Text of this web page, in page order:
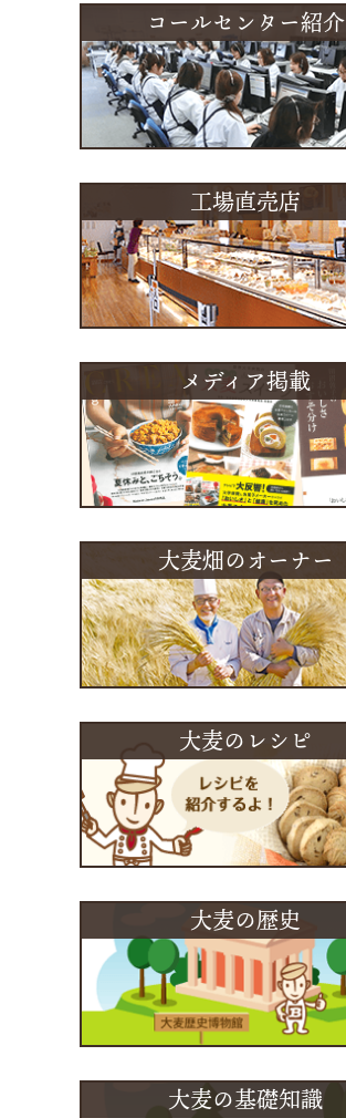
コールセンター紹介
工場直売店
メディア掲載
大麦畑のオーナー
大麦のレシピ
大麦の歴史
大麦の基礎知識